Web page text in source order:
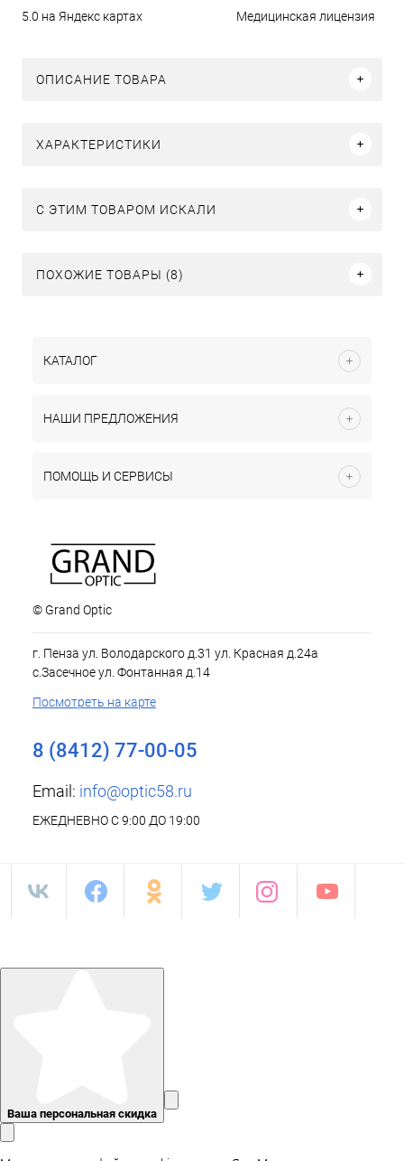
5.0 на Яндекс картах Медицинская лицензия
ОПИСАНИЕ ТОВАРА
ХАРАКТЕРИСТИКИ
C ЭТИМ ТОВАРОМ ИСКАЛИ
ПОХОЖИЕ ТОВАРЫ (8)
КАТАЛОГ
НАШИ ПРЕДЛОЖЕНИЯ
ПОМОЩЬ И СЕРВИСЫ
© Grand Optic
г. Пенза ул. Володарского д.31 ул. Красная д.24а
с.Засечное ул. Фонтанная д.14
Посмотреть на карте
8 (8412) 77-00-05
Email: info@optic58.ru
ЕЖЕДНЕВНО С 9:00 ДО 19:00
Ваша персональная скидка